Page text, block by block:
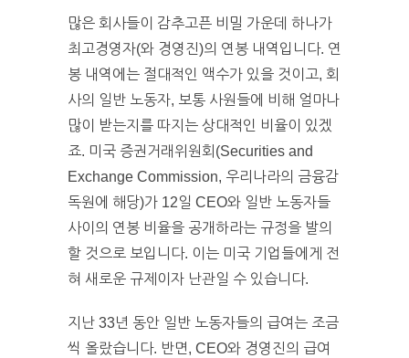
많은 회사들이 감추고픈 비밀 가운데 하나가
최고경영자(와 경영진)의 연봉 내역입니다. 연
봉 내역에는 절대적인 액수가 있을 것이고, 회
사의 일반 노동자, 보통 사원들에 비해 얼마나
많이 받는지를 따지는 상대적인 비율이 있겠
죠. 미국 증권거래위원회(Securities and
Exchange Commission, 우리나라의 금융감
독원에 해당)가 12일 CEO와 일반 노동자들
사이의 연봉 비율을 공개하라는 규정을 발의
할 것으로 보입니다. 이는 미국 기업들에게 전
혀 새로운 규제이자 난관일 수 있습니다.
지난 33년 동안 일반 노동자들의 급여는 조금
씩 올랐습니다. 반면, CEO와 경영진의 급여